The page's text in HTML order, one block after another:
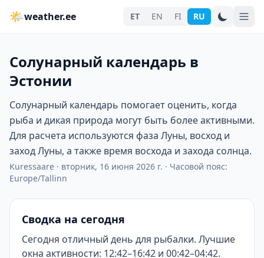
🌤weather.ee ET EN FI RU
Солунарный календарь в
Эстонии
Солунарный календарь помогает оценить, когда
рыба и дикая природа могут быть более активными.
Для расчета используются фаза Луны, восход и
заход Луны, а также время восхода и захода солнца.
Kuressaare · вторник, 16 июня 2026 г. · Часовой пояс:
Europe/Tallinn
Сводка на сегодня
Сегодня отличный день для рыбалки. Лучшие
окна активности: 12:42–16:42 и 00:42–04:42.